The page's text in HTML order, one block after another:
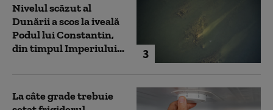
3
Nivelul scăzut al
Dunării a scos la iveală
Podul lui Constantin,
din timpul Imperiului...
La câte grade trebuie